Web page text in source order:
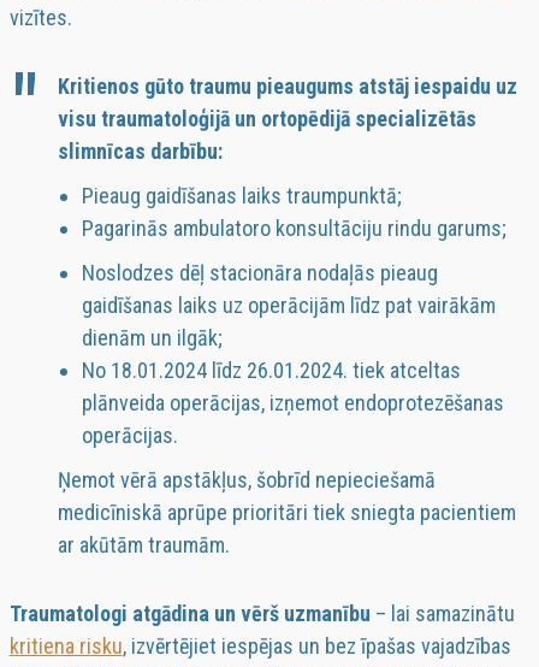
vizītes.
Kritienos gūto traumu pieaugums atstāj iespaidu uz
visu traumatoloģijā un ortopēdijā specializētās
slimnīcas darbību:
Pieaug gaidīšanas laiks traumpunktā;
Pagarinās ambulatoro konsultāciju rindu garums;
Noslodzes dēļ stacionāra nodaļās pieaug
gaidīšanas laiks uz operācijām līdz pat vairākām
dienām un ilgāk;
No 18.01.2024 līdz 26.01.2024. tiek atceltas
plānveida operācijas, izņemot endoprotezēšanas
operācijas.
Ņemot vērā apstākļus, šobrīd nepieciešamā
medicīniskā aprūpe prioritāri tiek sniegta pacientiem
ar akūtām traumām.
Traumatologi atgādina un vērš uzmanību – lai samazinātu
kritiena risku, izvērtējiet iespējas un bez īpašas vajadzības